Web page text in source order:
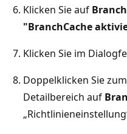
Klicken Sie auf
"BranchCache
Klicken Sie im
Doppelklicken Sie
Detailbereich auf